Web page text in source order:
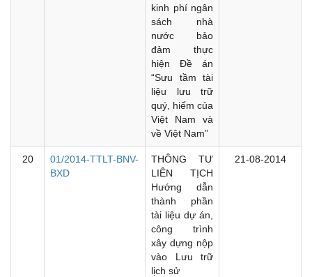
kinh phí ngân
sách nhà
nước bảo
đảm thực
hiện Đề án
“Sưu tầm tài
liệu lưu trữ
quý, hiếm của
Việt Nam và
về Việt Nam”
20
01/2014-TTLT-BNV-
BXD
THÔNG TƯ
LIÊN TỊCH
Hướng dẫn
thành phần
tài liệu dự án,
công trình
xây dựng nộp
vào Lưu trữ
lịch sử
21-08-2014